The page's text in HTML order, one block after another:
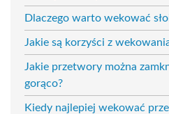
Dlaczego warto wekować
Jakie są korzyści z
Jakie przetwory można
gorąco?
Kiedy najlepiej wekować